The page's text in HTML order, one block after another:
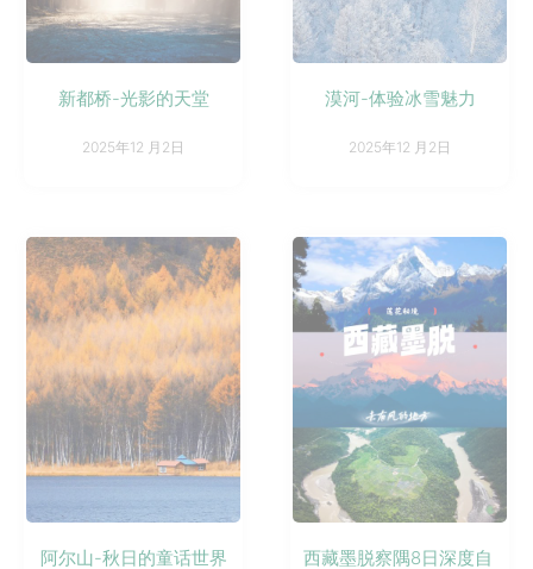
新都桥-光影的天堂
2025年12 月2日
漠河-体验冰雪魅力
2025年12 月2日
阿尔山-秋日的童话世界 西藏墨脱察隅8日深度自